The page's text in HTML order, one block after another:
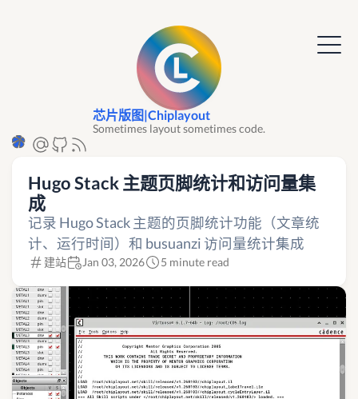
芯片版图|Chiplayout
Sometimes layout sometimes code.
Hugo Stack 主题页脚统计和访问量集
成
记录 Hugo Stack 主题的页脚统计功能（文章统
计、运行时间）和 busuanzi 访问量统计集成
建站 Jan 03, 2026 5 minute read